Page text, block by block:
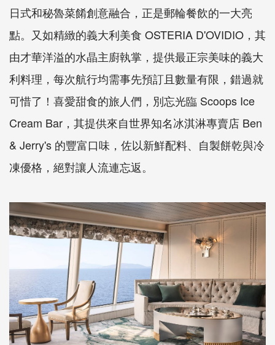
日式和秘魯菜餚創意融合，正是郵輪餐飲的一大亮
點。又如精緻的義大利美食 OSTERIA D'OVIDIO，其
由才華洋溢的水晶主廚執掌，提供最正宗美味的義大
利料理，每次航行均需事先預訂且數量有限，錯過就
可惜了！喜愛甜食的旅人們，別忘光臨 Scoops Ice
Cream Bar，其提供來自世界知名冰淇淋專賣店 Ben
& Jerry's 的豐富口味，佐以新鮮配料、自製餅乾與冷
凍優格，絕對讓人流連忘返。